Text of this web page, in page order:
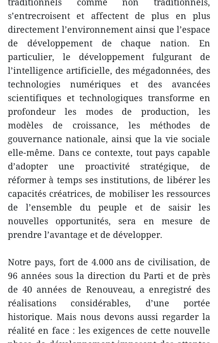
s’entrecroisent et affectent de plus en plus
directement l’environnement ainsi que l’espace
de développement de chaque nation. En
particulier, le développement fulgurant de
l’intelligence artificielle, des mégadonnées, des
technologies numériques et des avancées
scientifiques et technologiques transforme en
profondeur les modes de production, les
modèles de croissance, les méthodes de
gouvernance nationale, ainsi que la vie sociale
elle-même. Dans ce contexte, tout pays capable
d’adopter une proactivité stratégique, de
réformer à temps ses institutions, de libérer les
capacités créatrices, de mobiliser les ressources
de l’ensemble du peuple et de saisir les
nouvelles opportunités, sera en mesure de
prendre l’avantage et de développer.
Notre pays, fort de 4.000 ans de civilisation, de
96 années sous la direction du Parti et de près
de 40 années de Renouveau, a enregistré des
réalisations considérables, d’une portée
historique. Mais nous devons aussi regarder la
réalité en face : les exigences de cette nouvelle